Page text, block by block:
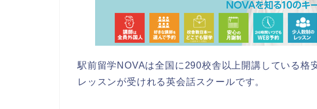
駅前留学NOVAは全国に290校舎以上開講している格
レッスンが受けれる英会話スクールです。